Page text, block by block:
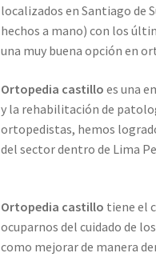
localizados en Santiago de
hechos a mano) con los
una muy buena opción en
Ortopedia castillo es una
y la rehabilitación de
ortopedistas, hemos
del sector dentro de Lima
Ortopedia castillo tiene el
ocuparnos del cuidado de
como mejorar de manera